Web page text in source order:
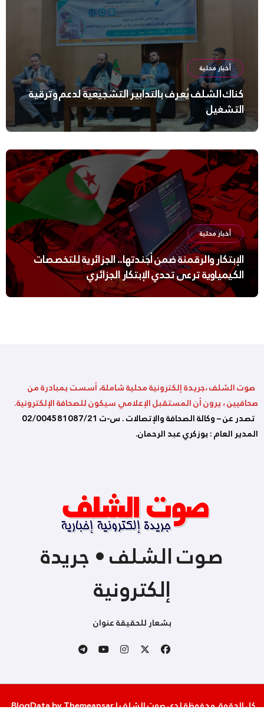
أخبار محلية
كناك الشلف يُعرف بالتدابير التشجيعية لدعم وترقية
التشغيل
أخبار محلية
الإبتكار والرقمنة ضمن أجندتها.. الجزائرية للتخصصات
الكيمياوية ترعى تحدي الإبتكار الجزائري
صوت الشلف ،جريدة إلكترونية محلية شاملة، أسست بمبادرة من
صحافيين ، يرون أن المستقبل الإعلامي سيكون للصحافة الإلكترونية.
تصدر عن – وكالة الصحافة والإتصالات . س-ت 02/004581087/21
المدير العام : بوزكري عبد الرحمان.
صوت الشلف • جريدة
إلكترونية
بشعار للحقيقة عنوان
كل الحقوق محفوظة لدى صوت الشلف|
BlogDatabyThemeansar
.